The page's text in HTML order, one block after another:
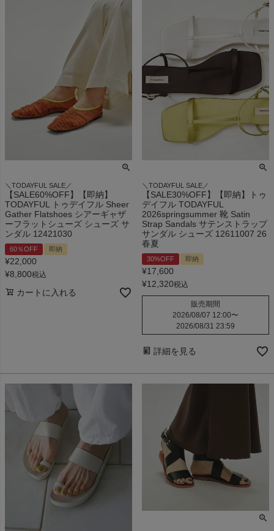
＼TODAYFUL SALE／
【SALE60%OFF】【即納】
TODAYFUL トゥデイフル Sheer
Gather Flatshoes シアーギャザ
ーフラットシューズ シューズ サ
ンダル 12421030
60％OFF 即納
¥22,000
¥8,800税込
カートに入れる
＼TODAYFUL SALE／
【SALE30%OFF】【即納】トゥ
デイフル TODAYFUL
2026springsummer 靴 Satin
Strap Sandals サテンストラップ
サンダル シューズ 12611007 26
春夏
30%OFF 即納
¥17,600
¥12,320税込
販売期間
2026/08/07 12:00〜
2026/08/31 23:59
詳細を見る